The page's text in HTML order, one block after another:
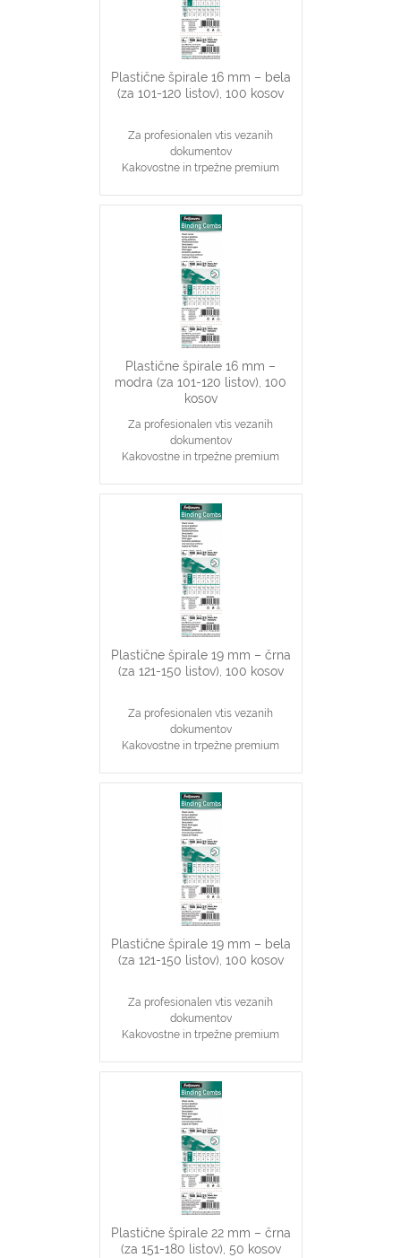
do 120 listov
Plastične špirale 16 mm – bela
(za 101-120 listov), 100 kosov
Za profesionalen vtis vezanih
dokumentov
Kakovostne in trpežne premium
Najpopularnjši, ekonomičen in
vsestranski našin vezave dokumentov
16 mm špirale primerne za vezavo
101-120 stranskih dokumentov
Primerno za katerikoli aparat za
plastične špirale na 21 lukenj, ki veže
do 120 listov
Plastične špirale 16 mm –
modra (za 101-120 listov), 100
kosov
Za profesionalen vtis vezanih
dokumentov
Kakovostne in trpežne premium
Najpopularnjši, ekonomičen in
vsestranski našin vezave dokumentov
16 mm špirale primerne za vezavo
101-120 stranskih dokumentov
Primerno za katerikoli aparat za
plastične špirale na 21 lukenj, ki veže
do 120 listov
Plastične špirale 19 mm – črna
(za 121-150 listov), 100 kosov
Za profesionalen vtis vezanih
dokumentov
Kakovostne in trpežne premium
Najpopularnjši, ekonomičen in
vsestranski našin vezave dokumentov
19 mm špirale primerne za vezavo
121-150 stranskih dokumentov
Primerno za katerikoli aparat za
plastične špirale na 21 lukenj, ki veže
do 150 listov
Plastične špirale 19 mm – bela
(za 121-150 listov), 100 kosov
Za profesionalen vtis vezanih
dokumentov
Kakovostne in trpežne premium
Najpopularnjši, ekonomičen in
vsestranski našin vezave dokumentov
19 mm špirale primerne za vezavo
121-150 stranskih dokumentov
Primerno za katerikoli aparat za
plastične špirale na 21 lukenj, ki veže
do 150 listov
Plastične špirale 22 mm – črna
(za 151-180 listov), 50 kosov